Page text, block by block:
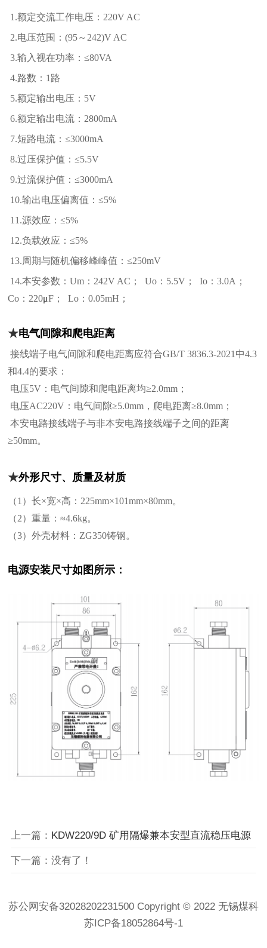
1.额定交流工作电压：220V AC
2.电压范围：(95～242)V AC
3.输入视在功率：≤80VA
4.路数：1路
5.额定输出电压：5V
6.额定输出电流：2800mA
7.短路电流：≤3000mA
8.过压保护值：≤5.5V
9.过流保护值：≤3000mA
10.输出电压偏离值：≤5%
11.源效应：≤5%
12.负载效应：≤5%
13.周期与随机偏移峰峰值：≤250mV
14.本安参数：Um：242V AC； Uo：5.5V； Io：3.0A；
Co：220μF； Lo：0.05mH；
★电气间隙和爬电距离
接线端子电气间隙和爬电距离应符合GB/T 3836.3-2021中4.3
和4.4的要求：
电压5V：电气间隙和爬电距离均≥2.0mm；
电压AC220V：电气间隙≥5.0mm，爬电距离≥8.0mm；
本安电路接线端子与非本安电路接线端子之间的距离
≥50mm。
★外形尺寸、质量及材质
（1）长×宽×高：225mm×101mm×80mm。
（2）重量：≈4.6kg。
（3）外壳材料：ZG350铸钢。
电源安装尺寸如图所示：
上一篇： KDW220/9D 矿用隔爆兼本安型直流稳压电源
下一篇：没有了！
苏公网安备32028202231500 Copyright © 2022 无锡煤科
苏ICP备18052864号-1